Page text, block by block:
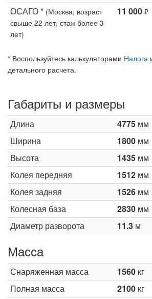
ОСАГО * (Москва, возраст
свыше 22 лет, стаж более 3
лет)
11 000 ₽
* Воспользуйтесь калькуляторами Налога
детального расчета.
Габариты и размеры
Длина 4775 мм
Ширина
1800 мм
Высота
1435 мм
Колея передняя
1512 мм
Колея задняя
1526 мм
Колесная база
2830 мм
Диаметр разворота
11.3 м
Масса
Снаряженная масса 1560 кг
Полная масса
2100 кг